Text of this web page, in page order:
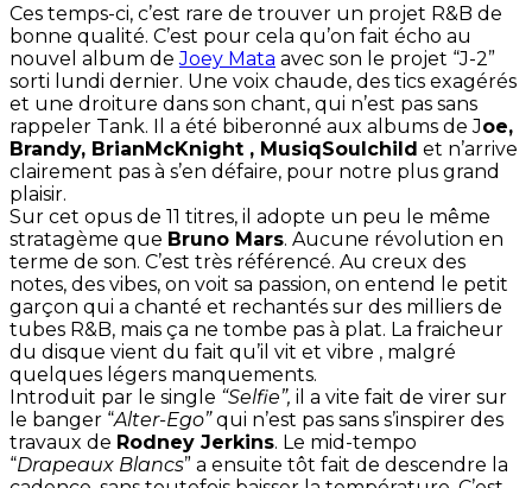
Ces temps-ci, c’est rare de trouver un projet R&B de
bonne qualité. C’est pour cela qu’on fait écho au
nouvel album deJoey Mata avec son le projet “J-2”
sorti lundi dernier. Une voix chaude, des tics exagérés
et une droiture dans son chant, qui n’est pas sans
rappeler Tank. Il a été biberonné aux albums de Joe,
Brandy, BrianMcKnight , MusiqSoulchild et n’arrive
clairement pas à s’en défaire, pour notre plus grand
plaisir.
Sur cet opus de 11 titres, il adopte un peu le même
stratagème que Bruno Mars. Aucune révolution en
terme de son. C’est très référencé. Au creux des
notes, des vibes, on voit sa passion, on entend le petit
garçon qui a chanté et rechantés sur des milliers de
tubes R&B, mais ça ne tombe pas à plat. La fraicheur
du disque vient du fait qu’il vit et vibre , malgré
quelques légers manquements.
Introduit par le single “Selfie”, il a vite fait de virer sur
le banger “Alter-Ego”qui n’est pas sans s’inspirer des
travaux de Rodney Jerkins. Le mid-tempo
“Drapeaux Blancs” a ensuite tôt fait de descendre la